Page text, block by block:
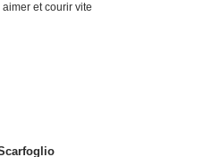
aimer et courir vite